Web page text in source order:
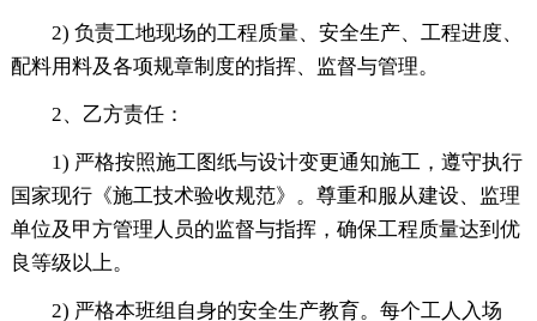
2) 负责工地现场的工程质量、安全生产、工程进度、
配料用料及各项规章制度的指挥、监督与管理。
2、乙方责任：
1) 严格按照施工图纸与设计变更通知施工，遵守执行
国家现行《施工技术验收规范》。尊重和服从建设、监理
单位及甲方管理人员的监督与指挥，确保工程质量达到优
良等级以上。
2) 严格本班组自身的安全生产教育。每个工人入场